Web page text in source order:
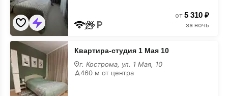
16
от 5 310 ₽
за ночь
Квартира-
студия
1
Мая
10
Квартира-студия 1 Мая 10
г. Кострома, ул. 1 Мая, 10
460 м от центра